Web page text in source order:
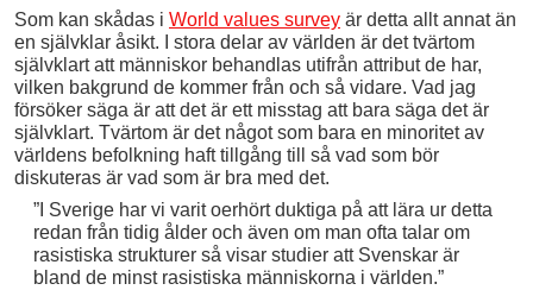
Som kan skådas i World values survey är detta allt annat än
en självklar åsikt. I stora delar av världen är det tvärtom
självklart att människor behandlas utifrån attribut de har,
vilken bakgrund de kommer från och så vidare. Vad jag
försöker säga är att det är ett misstag att bara säga det är
självklart. Tvärtom är det något som bara en minoritet av
världens befolkning haft tillgång till så vad som bör
diskuteras är vad som är bra med det.
”I Sverige har vi varit oerhört duktiga på att lära ur detta
redan från tidig ålder och även om man ofta talar om
rasistiska strukturer så visar studier att Svenskar är
bland de minst rasistiska människorna i världen.”